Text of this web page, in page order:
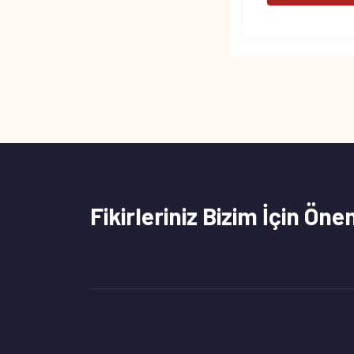
Fikirleriniz Bizim İçin